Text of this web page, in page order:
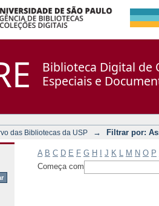
Biblioteca Digital de
Especiais e
das Bibliotecas da USP → Filtrar por:
A B C D E F G H J K M N O P
Começa com